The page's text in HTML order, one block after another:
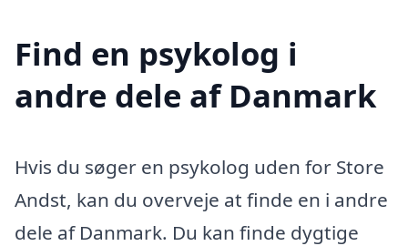
Find en psykolog i
andre dele af Danmark
Hvis du søger en psykolog uden for Store
Andst, kan du overveje at finde en i andre
dele af Danmark. Du kan finde dygtige